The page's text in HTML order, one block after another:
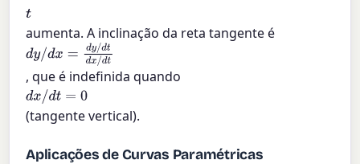
t
aumenta. A inclinação da reta tangente é
dy/dx= dy/ dtdx/d
, que é indefinida quando
dx/dt= 0
(tangente vertical).
Aplicações de Curvas Paramétricas